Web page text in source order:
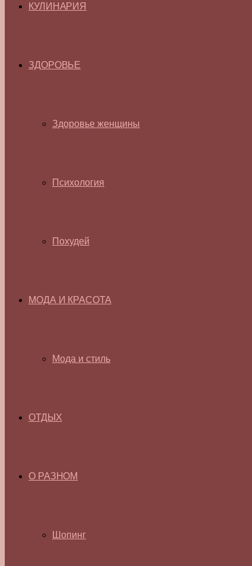
КУЛИНАРИЯ
ЗДОРОВЬЕ
Здоровье женщины
Психология
Похудей
МОДА И КРАСОТА
Мода и стиль
ОТДЫХ
О РАЗНОМ
Шопинг